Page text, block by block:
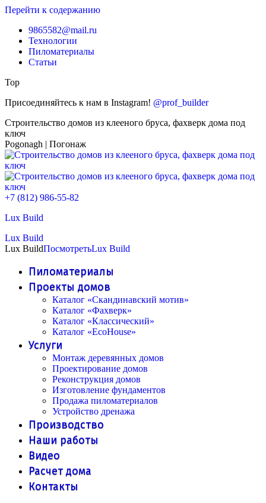
Перейти к содержанию
9865582@mail.ru
Технологии
Пиломатериалы
Статьи
Top
Присоединяйтесь к нам в Instagram! @prof_builder
Строительство домов из клееного бруса, фахверк дома под
ключ
Pogonagh | Погонаж
+7 (812) 986-55-82
Lux Build
Lux Build
Lux BuildПосмотретьLux Build
Пиломатериалы
Проекты домов
Каталог «Скандинавский мотив»
Каталог «Фахверк»
Каталог «Классический»
Каталог «EcoHouse»
Услуги
Монтаж деревянных домов
Проектирование домов
Реконструкция домов
Изготовление фундаментов
Продажа пиломатериалов
Устройство дренажа
Производство
Наши работы
Видео
Расчет дома
Контакты